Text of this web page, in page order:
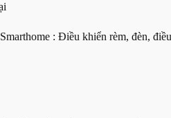
: Điều khiển rèm, đèn,